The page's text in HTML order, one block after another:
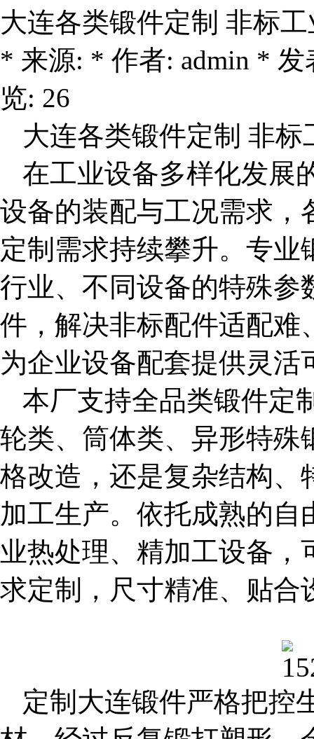
大连各类锻件定制 非标
* 来源: * 作者: admin * 发
览: 26
大连各类锻件定制 非
在工业设备多样化发展
设备的装配与工况需求，
定制 需求持续攀升。专业
行业、不同设备的特殊参
件，解决非标配件适配难
为企业设备配套提供灵活
本厂支持全品类锻件定
轮类、筒体类、异形特殊
格改造，还是复杂结构、
加工生产。依托成熟的
业热处理、精加工设备
求定制，尺寸精准、贴合
定制 大连锻件严格把控